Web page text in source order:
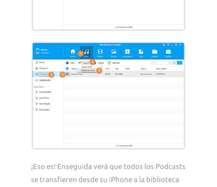
¡Eso es! Enseguida verá que todos los Podcasts
se transfieren desde su iPhone a la biblioteca